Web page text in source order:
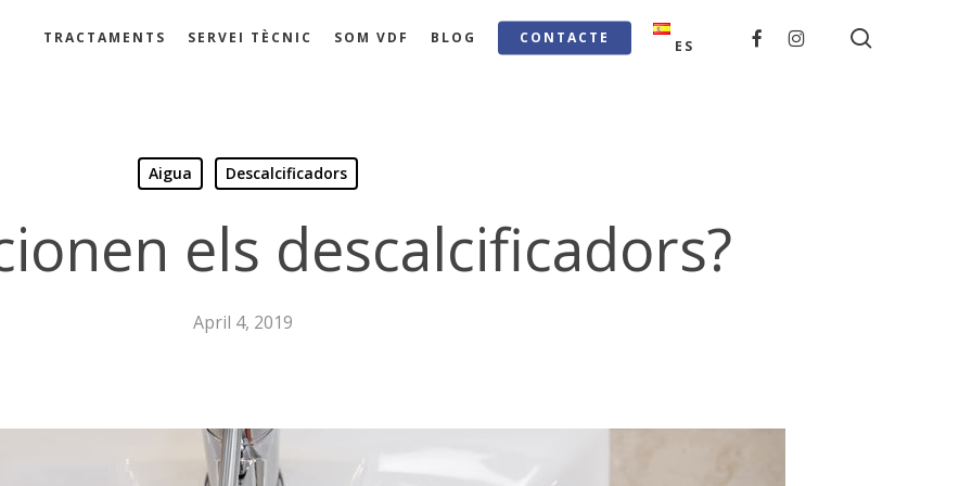
TRACTAMENTS SERVEI TÈCNIC SOM VDF BLOG CONTACTE ES
FACEBOOKINSTAGRAM
Aigua Descalcificadors
els descalcificadors?
April 4, 2019